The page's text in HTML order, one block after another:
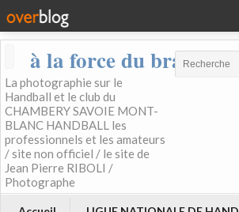
à la force du bras
La photographie sur le
Handball et le club du
CHAMBERY SAVOIE MONT-
BLANC HANDBALL les
professionnels et les amateurs
/ site non officiel / le site de
Jean Pierre RIBOLI /
Photographe